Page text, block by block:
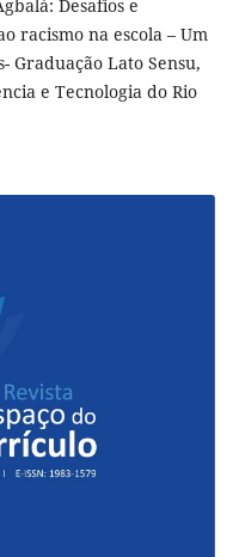
Desafios e
racismo na escola – Um
Graduação Lato Sensu,
e Tecnologia do Rio